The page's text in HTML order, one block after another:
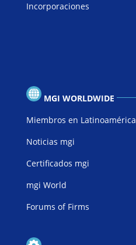
Incorporaciones
MGI WORLDWIDE
Miembros en Latinoamérica
Noticias mgi
Certificados mgi
mgi World
Forums of Firms